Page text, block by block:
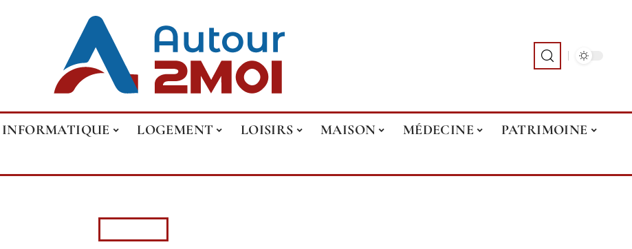
INFORMATIQUE LOGEMENT LOISIRS MAISON MÉDECINE
PATRIMOINE